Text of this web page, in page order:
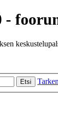
-
Etsi